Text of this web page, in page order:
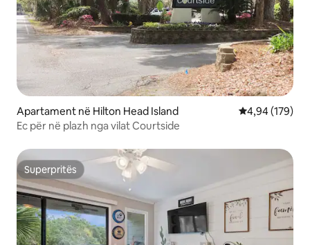
Apartament në Hilton Head Island Vlerësimi
4,94 (179)
Ec për në plazh nga vilat Courtside
Superpritës
Superpritës